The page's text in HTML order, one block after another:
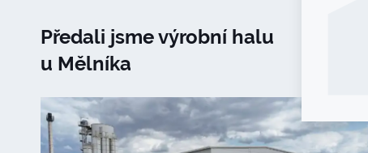
Předali jsme výrobní halu
u Mělníka